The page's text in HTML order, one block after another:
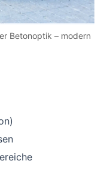
Betonoptik – modern